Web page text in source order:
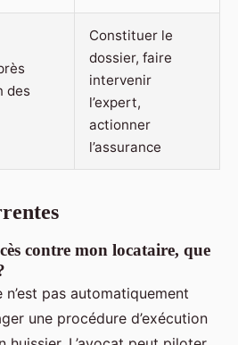
des
Constituer le
dossier, faire
intervenir
l’expert,
actionner
l’assurance
contre mon locataire, que
pas automatiquement
une procédure d’exécution